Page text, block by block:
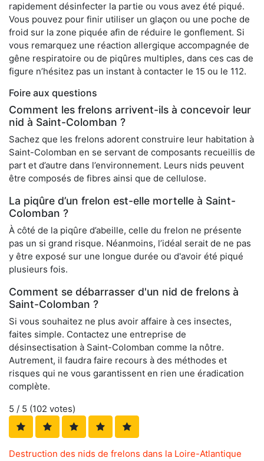
rapidement désinfecter la partie ou vous avez été piqué.
Vous pouvez pour finir utiliser un glaçon ou une poche de
froid sur la zone piquée afin de réduire le gonflement. Si
vous remarquez une réaction allergique accompagnée de
gêne respiratoire ou de piqûres multiples, dans ces cas de
figure n’hésitez pas un instant à contacter le 15 ou le 112.
Foire aux questions
Comment les frelons arrivent-ils à concevoir leur
nid à Saint-Colomban ?
Sachez que les frelons adorent construire leur habitation à
Saint-Colomban en se servant de composants recueillis de
part et d’autre dans l’environnement. Leurs nids peuvent
être composés de fibres ainsi que de cellulose.
La piqûre d’un frelon est-elle mortelle à Saint-
Colomban ?
À côté de la piqûre d’abeille, celle du frelon ne présente
pas un si grand risque. Néanmoins, l’idéal serait de ne pas
y être exposé sur une longue durée ou d'avoir été piqué
plusieurs fois.
Comment se débarrasser d'un nid de frelons à
Saint-Colomban ?
Si vous souhaitez ne plus avoir affaire à ces insectes,
faites simple. Contactez une entreprise de
désinsectisation à Saint-Colomban comme la nôtre.
Autrement, il faudra faire recours à des méthodes et
risques qui ne vous garantissent en rien une éradication
complète.
5 / 5 (102 votes)
Destruction des nids de frelons dans la Loire-Atlantique